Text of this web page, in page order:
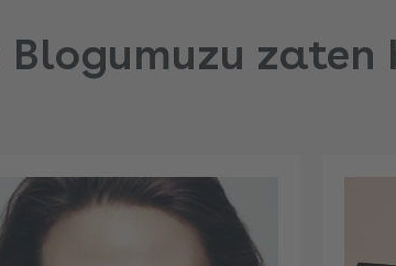
Blogumuzu zaten